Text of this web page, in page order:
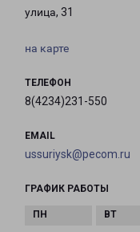
улица, 31
на карте
ТЕЛЕФОН
8(4234)231-550
EMAIL
ussuriysk@pecom.ru
ГРАФИК РАБОТЫ